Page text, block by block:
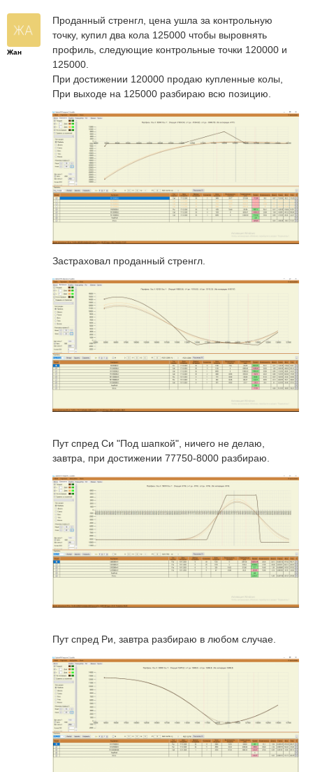
Жан
Проданный стренгл, цена ушла за контрольную
точку, купил два кола 125000 чтобы выровнять
профиль, следующие контрольные точки 120000 и
125000.
При достижении 120000 продаю купленные колы,
При выходе на 125000 разбираю всю позицию.
Застраховал проданный стренгл.
Пут спред Си "Под шапкой", ничего не делаю,
завтра, при достижении 77750-8000 разбираю.
Пут спред Ри, завтра разбираю в любом случае.